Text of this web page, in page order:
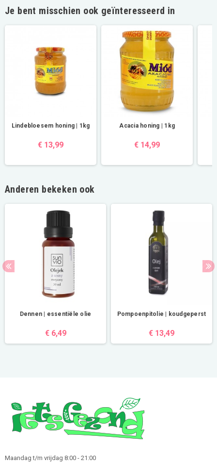
Je bent misschien ook geïnteresseerd in
Lindebloesem honing | 1kg
€ 13,99
Acacia honing | 1kg
€ 14,99
Anderen bekeken ook
Dennen | essentiële olie
€ 6,49
Pompoenpitolie | koudgeperst
€ 13,49
Maandag t/m vrijdag 8:00 - 21:00